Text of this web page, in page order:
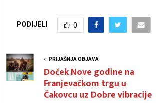
PODIJELI 0
PRIJAŠNJA OBJAVA
Doček Nove godine na
Franjevačkom trgu u
Čakovcu uz Dobre vibracije